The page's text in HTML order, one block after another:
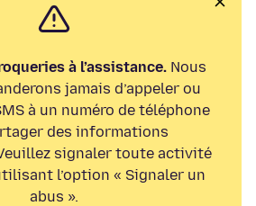
à l’assistance. Nous
jamais d’appeler ou
à un numéro de téléphone
des informations
signaler toute activité
l’option « Signaler un
abus ».